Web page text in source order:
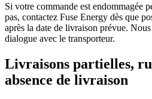
Si votre commande est endommagée
pas, contactez Fuse Energy dès que
après la date de livraison prévue.
dialogue avec le transporteur.
Livraisons partielles,
absence de livraison